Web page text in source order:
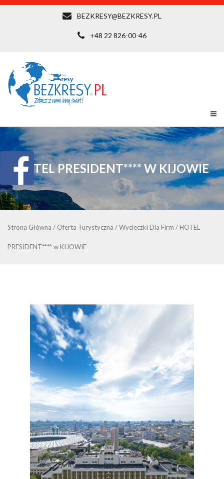
BEZKRESY@BEZKRESY.PL
+48 22 826-00-46
HOTEL PRESIDENT**** W KIJOWIE
Strona Główna / Oferta Turystyczna /Wycieczki Dla Firm / HOTEL
PRESIDENT**** w KIJOWIE